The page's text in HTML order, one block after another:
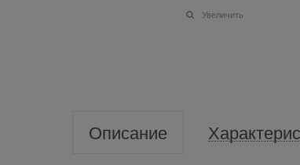
Увеличить
Описание